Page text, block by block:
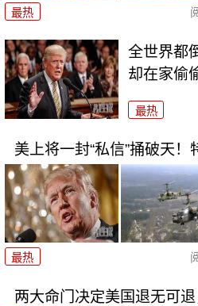
最热
全世界都
却在家偷
最热
美上将一封“私信”捅破天
最热
两大命门决定美国退无可退